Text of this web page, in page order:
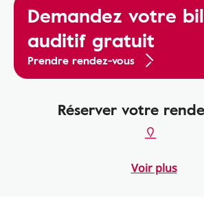
Demandez votre
auditif gratuit
Prendre rendez-vous
Réserver votre
Voir plus